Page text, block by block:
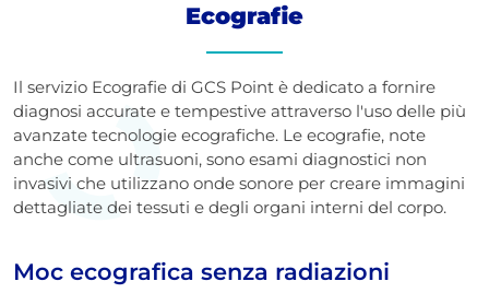
Ecografie
Il servizio Ecografie di GCS Point è dedicato a fornire
diagnosi accurate e tempestive attraverso l'uso delle più
avanzate tecnologie ecografiche. Le ecografie, note
anche come ultrasuoni, sono esami diagnostici non
invasivi che utilizzano onde sonore per creare immagini
dettagliate dei tessuti e degli organi interni del corpo.
Moc ecografica senza radiazioni